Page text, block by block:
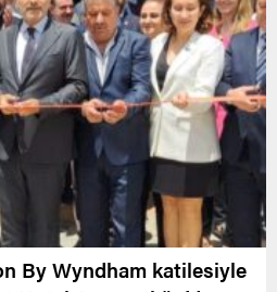
By Wyndham katilesiyle